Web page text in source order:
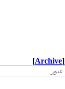
[Archive]